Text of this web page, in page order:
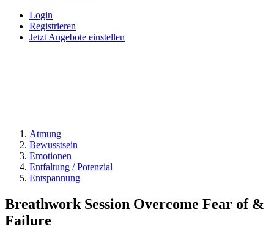
Login
Registrieren
Jetzt Angebote einstellen
Atmung
Bewusstsein
Emotionen
Entfaltung / Potenzial
Entspannung
Breathwork Session Overcome Fear of &
Failure